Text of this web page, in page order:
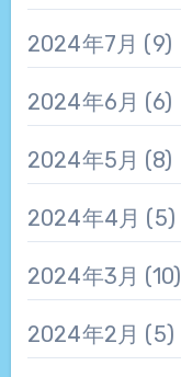
2024年7月 (9)
2024年6月 (6)
2024年5月 (8)
2024年4月 (5)
2024年3月 (10)
2024年2月 (5)